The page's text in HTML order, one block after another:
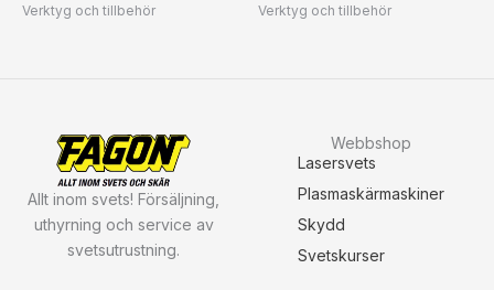
Verktyg och tillbehör Verktyg och tillbehör
Allt inom svets! Försäljning,
uthyrning och service av
svetsutrustning.
Webbshop
Lasersvets
Plasmaskärmaskiner
Skydd
Svetskurser